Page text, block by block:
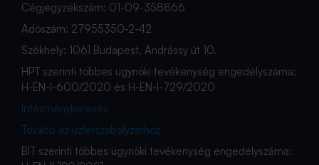
Cégjegyzékszám: 01-09-358866
Adószám: 27955350-2-42
Székhely: 1061 Budapest, Andrássy út 10.
HPT szerinti többes ügynöki tevékenység engedélyszáma:
H-EN-I-600/2020 és H-EN-I-729/2020
Intézménykeresés
Tovább az üzletszabályzathoz
BIT szerinti többes ügynöki tevékenység engedélyszáma: